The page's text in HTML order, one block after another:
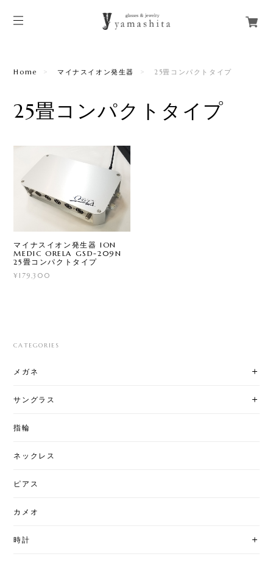
Home マイナスイオン発生器 25畳コンパクトタイプ
25畳コンパクトタイプ
マイナスイオン発生器 ION
MEDIC ORELA GSD-209N
25畳コンパクトタイプ
¥179,300
CATEGORIES
メガネ
サングラス
指輪
ネックレス
ピアス
カメオ
時計